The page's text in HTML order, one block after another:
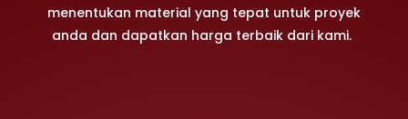
menentukan material yang tepat untuk proyek
anda dan dapatkan harga terbaik dari kami.